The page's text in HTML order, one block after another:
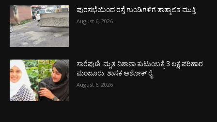
ಪುರಸಭೆಯಿಂದ ರಸ್ತೆ ಗುಂಡಿಗಳಿಗೆ ತಾತ್ಕಾಲಿಕ ಮುಕ್ತಿ
August 6, 2026
ಸಾರೆಪುಣಿ: ಮೃತ ನಿಶಾನಾ ಕುಟುಂಬಕ್ಕೆ 3 ಲಕ್ಷ ಪರಿಹಾರ
ಮಂಜೂರು: ಶಾಸಕ ಅಶೋಕ್ ರೈ
August 6, 2026